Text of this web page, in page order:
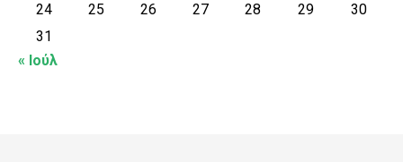
24
25 26 27 28 29
30
31
« Ιούλ